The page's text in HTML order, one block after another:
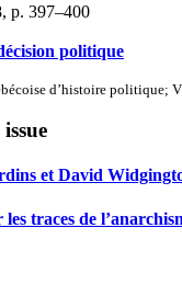
, p. 397–400
politique
d’histoire politique;
et David
traces de